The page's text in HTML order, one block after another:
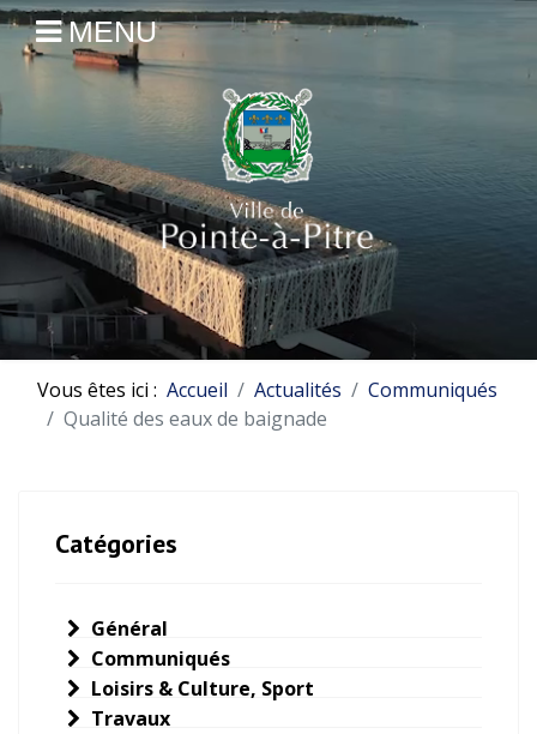
MENU
Vous êtes ici : Accueil Actualités
Communiqués
Qualité des eaux de baignade
Catégories
Général
Communiqués
Loisirs & Culture, Sport
Travaux